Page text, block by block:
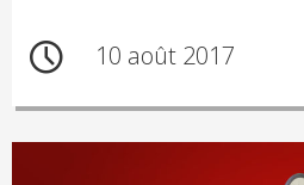
10 août 2017